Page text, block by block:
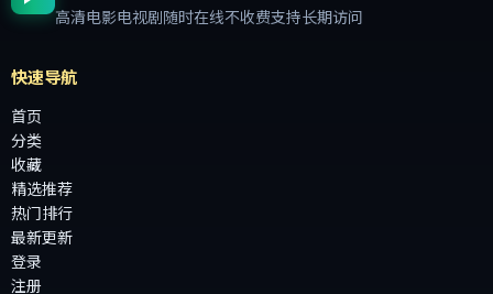
高清电影电视剧随时在线不收费支持长期访问
快速导航
首页
分类
收藏
精选推荐
热门排行
最新更新
登录
注册